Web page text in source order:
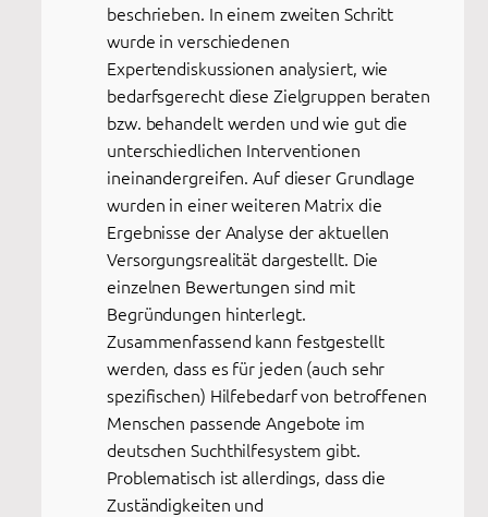
beschrieben. In einem zweiten Schritt
wurde in verschiedenen
Expertendiskussionen analysiert, wie
bedarfsgerecht diese Zielgruppen beraten
bzw. behandelt werden und wie gut die
unterschiedlichen Interventionen
ineinandergreifen. Auf dieser Grundlage
wurden in einer weiteren Matrix die
Ergebnisse der Analyse der aktuellen
Versorgungsrealität dargestellt. Die
einzelnen Bewertungen sind mit
Begründungen hinterlegt.
Zusammenfassend kann festgestellt
werden, dass es für jeden (auch sehr
spezifischen) Hilfebedarf von betroffenen
Menschen passende Angebote im
deutschen Suchthilfesystem gibt.
Problematisch ist allerdings, dass die
Zuständigkeiten und